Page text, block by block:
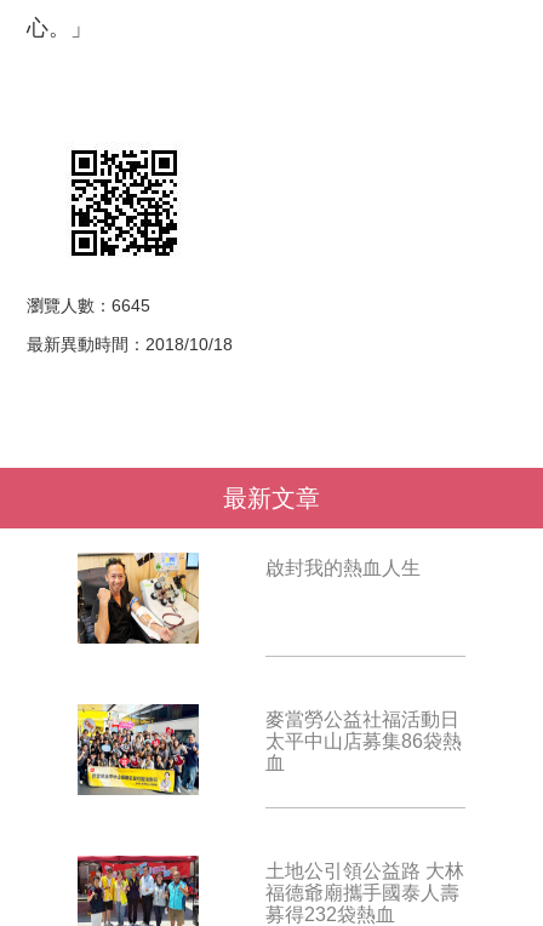
心。」
瀏覽人數：6645
最新異動時間：2018/10/18
最新文章
啟封我的熱血人生
麥當勞公益社福活動日
太平中山店募集86袋熱
血
土地公引領公益路 大林
福德爺廟攜手國泰人壽
募得232袋熱血